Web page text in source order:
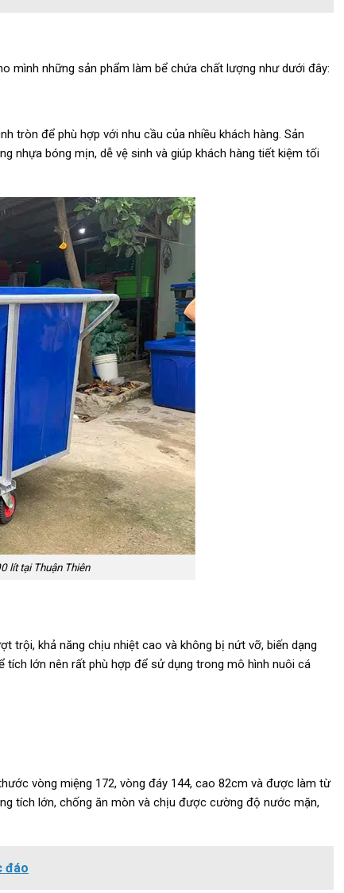
mình những sản phẩm làm bể chứa chất lượng như dưới đây:
tròn để phù hợp với nhu cầu của nhiều khách hàng. Sản
nhựa bóng mịn, dễ vệ sinh và giúp khách hàng tiết kiệm tối
lít tại Thuận Thiên
trội, khả năng chịu nhiệt cao và không bị nứt vỡ, biến dạng
lớn nên rất phù hợp để sử dụng trong mô hình nuôi cá
vòng miệng 172, vòng đáy 144, cao 82cm và được làm từ
tích lớn, chống ăn mòn và chịu được cường độ nước mặn,
đáo